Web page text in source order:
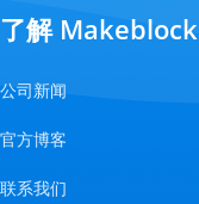
了解 Makeblock
公司新闻
官方博客
联系我们